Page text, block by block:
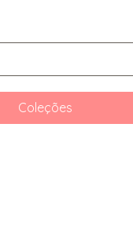
Coleções